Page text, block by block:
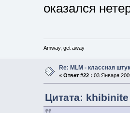
оказался
Amway, get away
Re: MLM - классная
« Ответ #22 : 03 Января
Цитата: